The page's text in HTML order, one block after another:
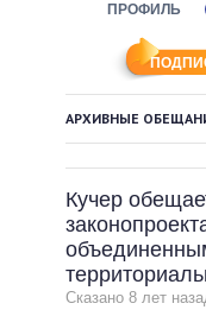
ОБЗОРЫ
ДАЙДЖЕСТЫ
ВЕРХОВНАЯ
КАБИНЕТ
ГЛАВЫ
МЭРЫ
ВСЕ
ПРОФИЛЬ
АРХИВНЫЕ
Кучер
Сказано 8 лет